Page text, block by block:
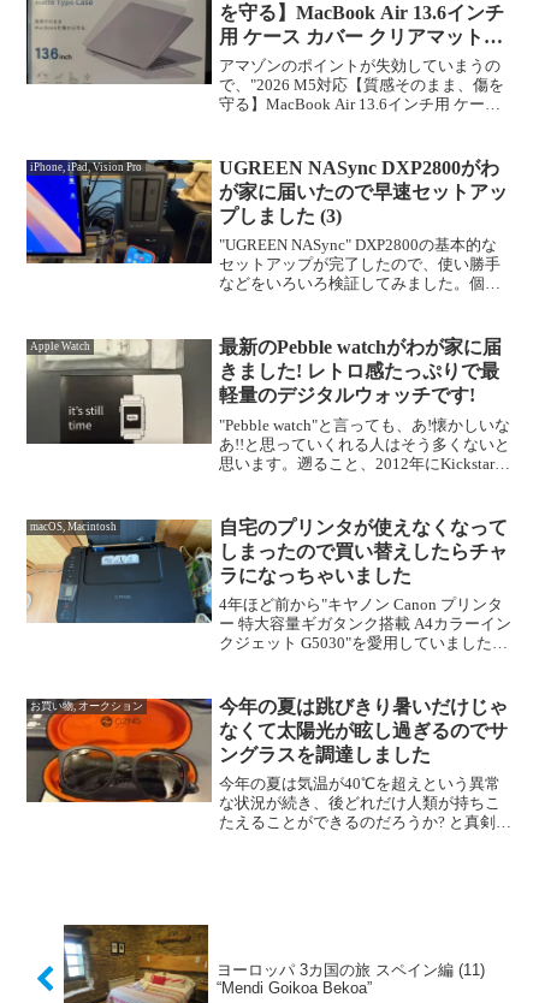
を守る】MacBook Air 13.6インチ
用 ケース カバー クリアマットカ
バー [M4/M3/M2] A3449 A3240
A3113 A2681 HOGOTECH
アマゾンのポイントが失効していまうの
で、"2026 M5対応【質感そのまま、傷を
守る】MacBook Air 13.6インチ用 ケース
iPhone, iPad, Vision Pro
UGREEN NASync DXP2800がわ
が家に届いたので早速セットアッ
プしました (3)
"UGREEN NASync" DXP2800の基本的な
セットアップが完了したので、使い勝手
などをいろいろ検証してみました。個人
で、DXP2800に実装したハー...
Apple Watch
最新のPebble watchがわが家に届
きました! レトロ感たっぷりで最
軽量のデジタルウォッチです!
"Pebble watch"と言っても、あ!懐かしいな
あ!!と思っていくれる人はそう多くないと
思います。遡ること、2012年にKickstarter
年ほど前に世の中に...
macOS, Macintosh
自宅のプリンタが使えなくなって
しまったので買い替えしたらチャ
ラになっちゃいました
4年ほど前から"キヤノン Canon プリンタ
ー 特大容量ギガタンク搭載 A4カラーイン
クジェット G5030"を愛用していました。
い状況になってしまいました。...
お買い物, オークション
今年の夏は跳びきり暑いだけじゃ
なくて太陽光が眩し過ぎるのでサ
ングラスを調達しました
今年の夏は気温が40℃を超えという異常
な状況が続き、後どれだけ人類が持ちこ
たえることができるのだろうか? と真剣に
ヨーロッパ 3カ国の旅 スペイン編 (11)
“Mendi Goikoa Bekoa”